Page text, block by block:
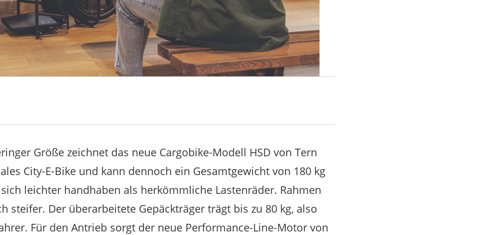
Größe zeichnet das neue Cargobike-Modell HSD von Tern
City-E-Bike und kann dennoch ein Gesamtgewicht von 180 kg
leichter handhaben als herkömmliche Lastenräder. Rahmen
steifer. Der überarbeitete Gepäckträger trägt bis zu 80 kg, also
Für den Antrieb sorgt der neue Performance-Line-Motor von